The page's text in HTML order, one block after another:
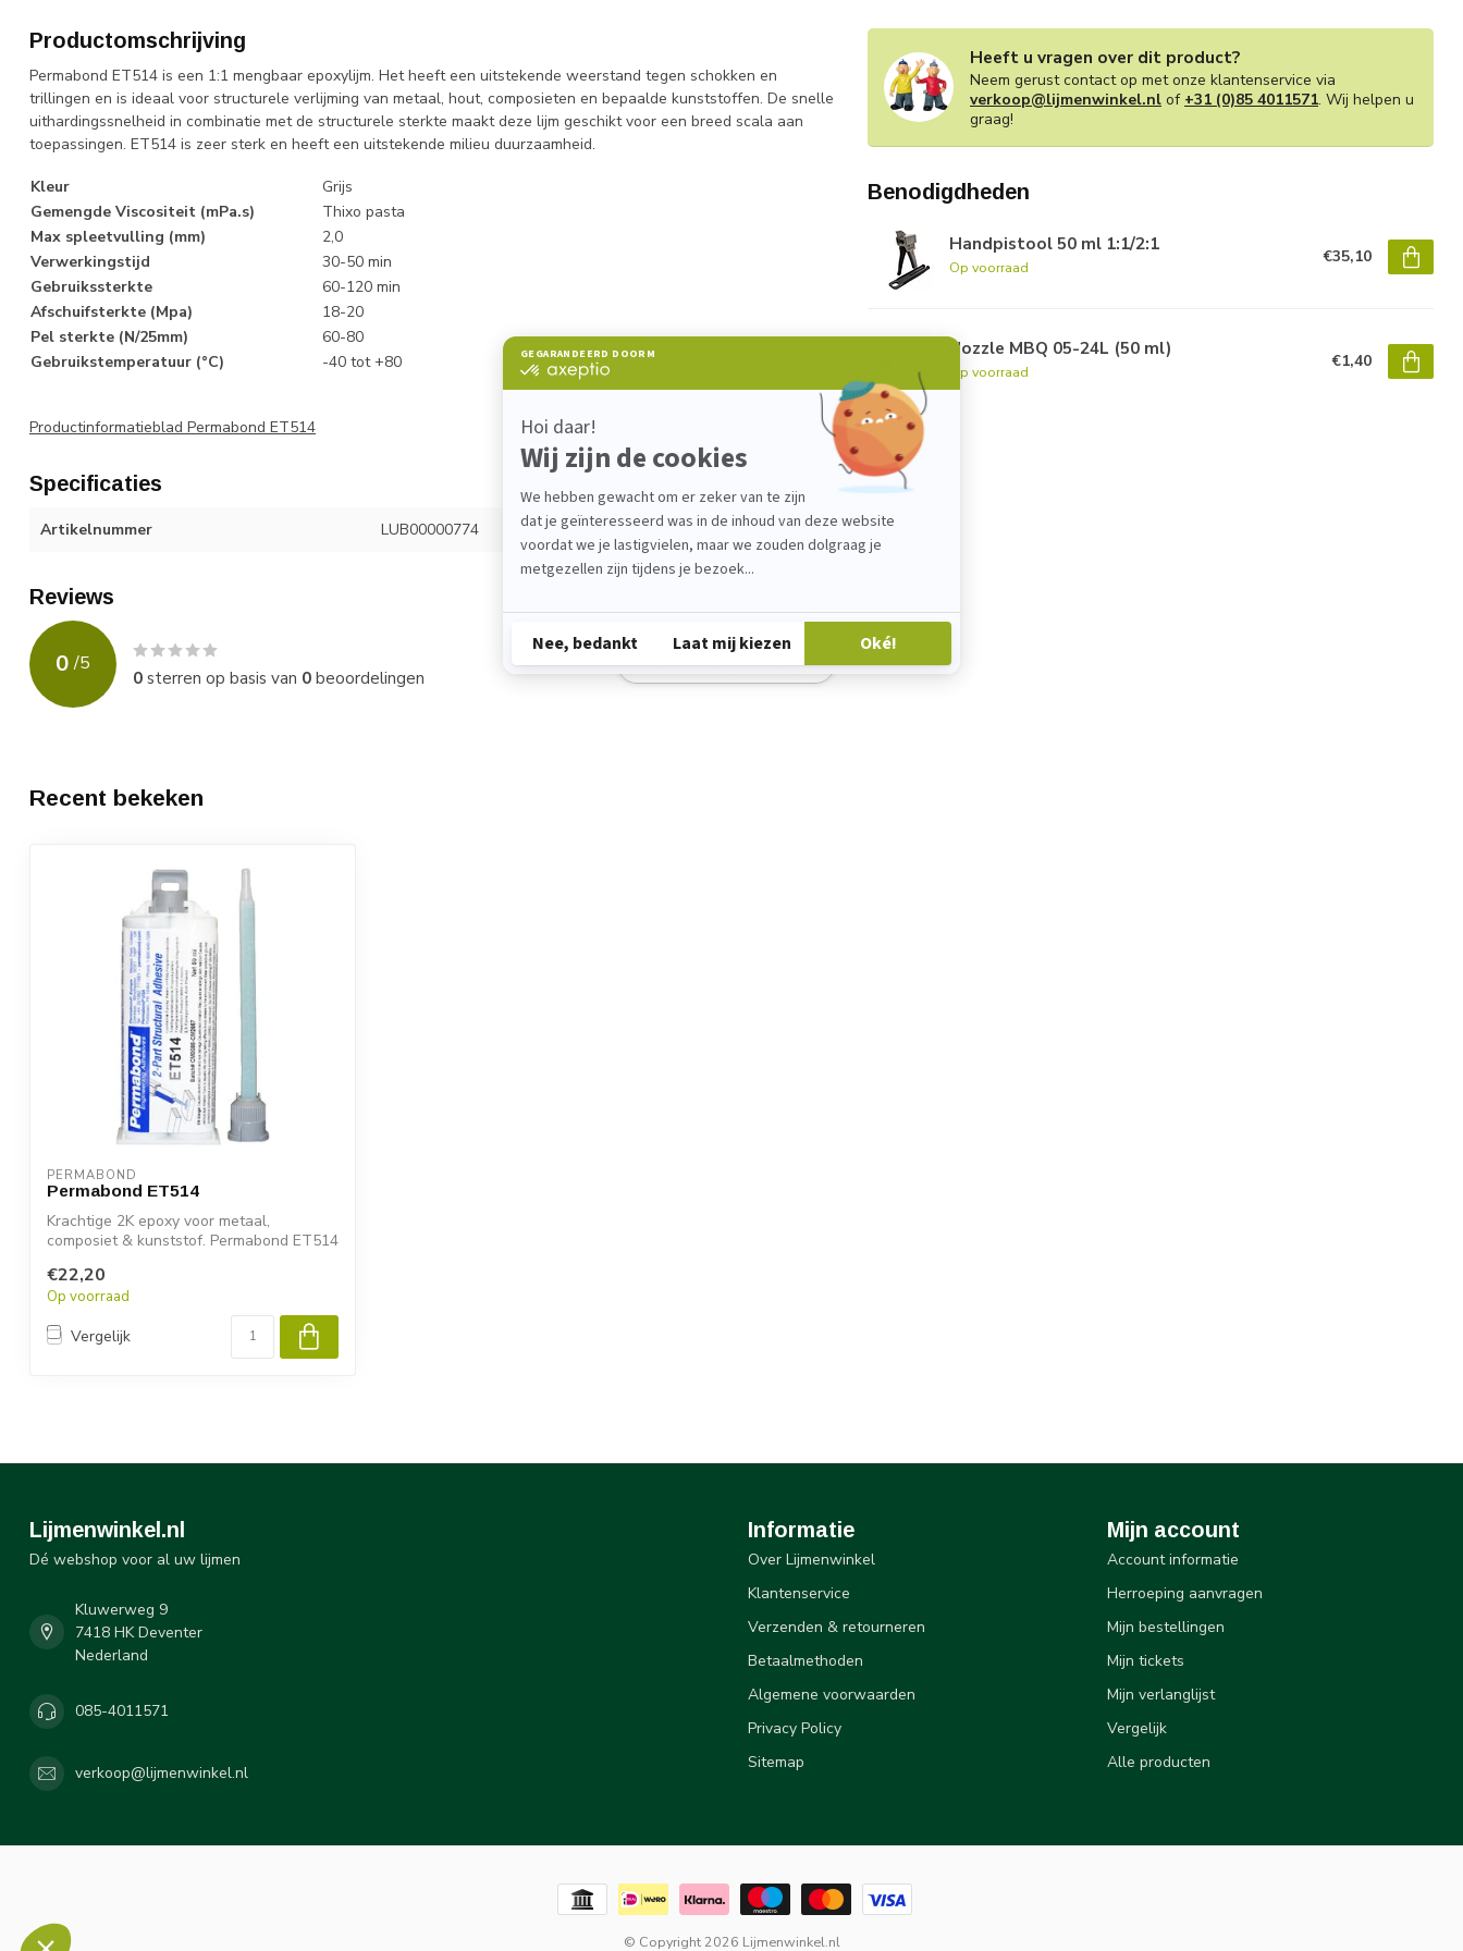
Productomschrijving
Permabond ET514 is een 1:1 mengbaar epoxylijm. Het heeft een uitstekende weerstand tegen schokken en
trillingen en is ideaal voor structurele verlijming van metaal, hout, composieten en bepaalde kunststoffen. De snelle
uithardingssnelheid in combinatie met de structurele sterkte maakt deze lijm geschikt voor een breed scala aan
toepassingen. ET514 is zeer sterk en heeft een uitstekende milieu duurzaamheid.
Kleur
Grijs
Gemengde Viscositeit (mPa.s)
Thixo pasta
Max spleetvulling (mm)
2,0
Verwerkingstijd
30-50 min
Gebruikssterkte
60-120 min
Afschuifsterkte (Mpa)
18-20
Pel sterkte (N/25mm)
60-80
Gebruikstemperatuur (°C)
-40 tot +80
Productinformatieblad Permabond ET514
Specificaties
Artikelnummer LUB00000774
Reviews
0 /5
0sterren op basis van 0beoordelingen
Je beoordeling toevoegen
Heeft u vragen over dit product?
Neem gerust contact op met onze klantenservice via
verkoop@lijmenwinkel.nl of +31 (0)85 4011571. Wij helpen u
graag!
Benodigdheden
Handpistool 50 ml 1:1/2:1
Op voorraad
€35,10
Nozzle MBQ 05-24L (50 ml)
Op voorraad
€1,40
Recent bekeken
PERMABOND
Permabond ET514
Krachtige 2K epoxy voor metaal,
composiet & kunststof. Permabond ET514
€22,20
Op voorraad
Vergelijk
Lijmenwinkel.nl
Dé webshop voor al uw lijmen
Kluwerweg 9
7418 HK Deventer
Nederland
085-4011571
verkoop@lijmenwinkel.nl
Informatie
Over Lijmenwinkel
Klantenservice
Verzenden & retourneren
Betaalmethoden
Algemene voorwaarden
Privacy Policy
Sitemap
Mijn account
Account informatie
Herroeping aanvragen
Mijn bestellingen
Mijn tickets
Mijn verlanglijst
Vergelijk
Alle producten
© Copyright 2026 Lijmenwinkel.nl